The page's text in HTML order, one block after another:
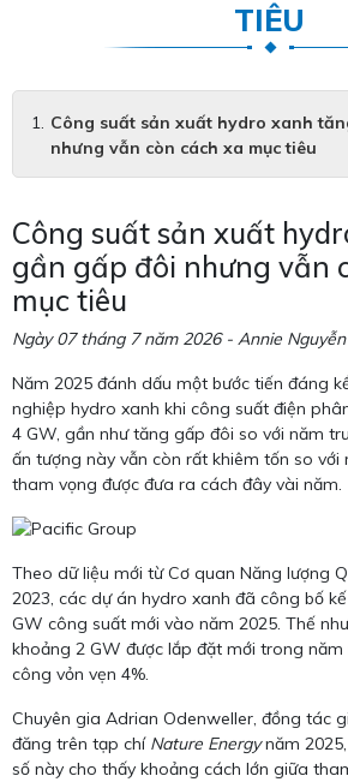
TIÊU
Công suất sản xuất hydro xanh
nhưng vẫn còn cách xa mục tiêu
Công suất sản xuất
gần gấp đôi nhưng vẫn
mục tiêu
Ngày 07 tháng 7 năm 2026 - Annie Nguyễn
Năm 2025 đánh dấu một bước tiến đáng
nghiệp hydro xanh khi công suất điện
4 GW, gần như tăng gấp đôi so với năm
ấn tượng này vẫn còn rất khiêm tốn so với
tham vọng được đưa ra cách đây vài năm.
Theo dữ liệu mới từ Cơ quan Năng lượng
2023, các dự án hydro xanh đã công bố
GW công suất mới vào năm 2025. Thế
khoảng 2 GW được lắp đặt mới trong
công vỏn vẹn 4%.
Chuyên gia Adrian Odenweller, đồng tác
đăng trên tạp chí Nature Energynăm
số này cho thấy khoảng cách lớn giữa